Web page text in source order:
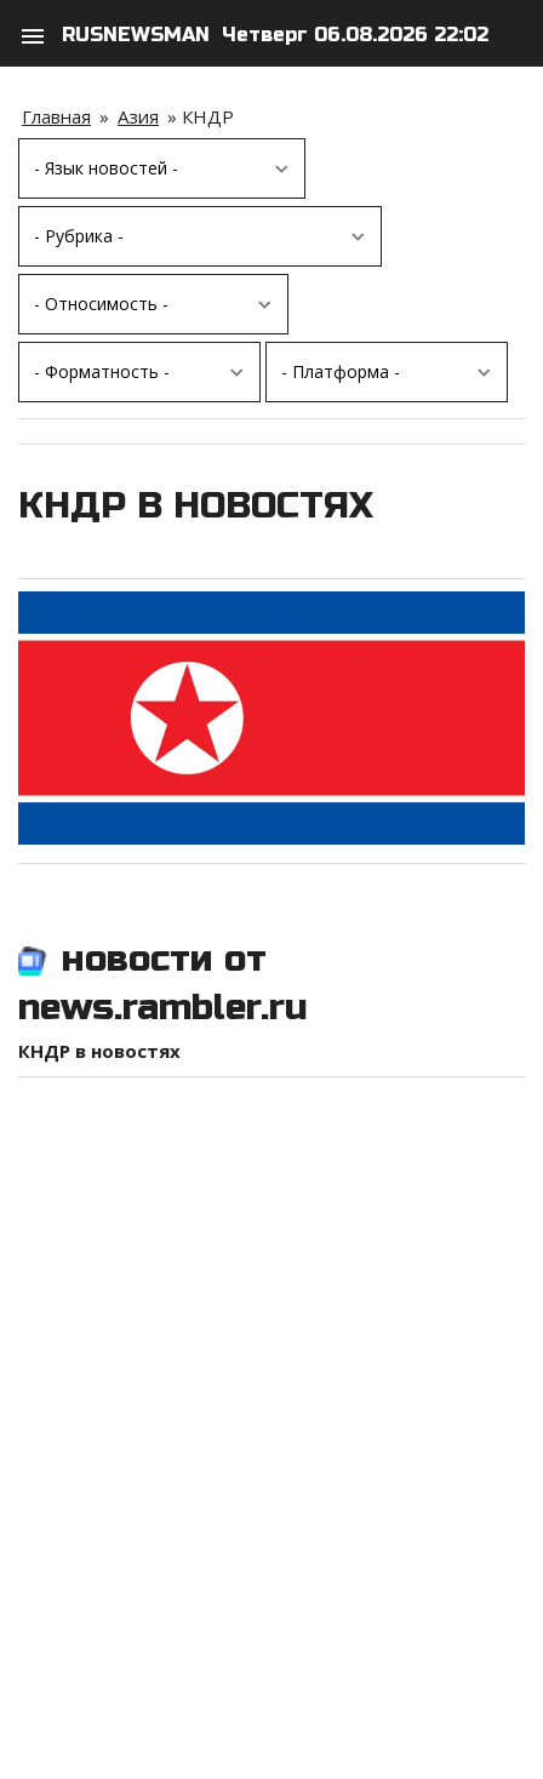
menu RUSNEWSMAN Четверг 06.08.2026 22:02
Главная » Азия » КНДР
КНДР В НОВОСТЯХ
новости от
news.rambler.ru
КНДР в новостях